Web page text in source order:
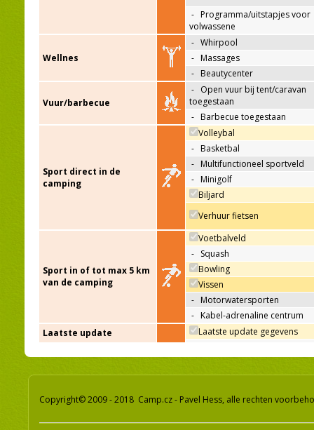
- Programma/uitstapjes voor
volwassene
Wellnes
- Whirpool
- Massages
- Beautycenter
Vuur/barbecue
- Open vuur bij tent/caravan
toegestaan
- Barbecue toegestaan
Sport direct in de
camping
Volleybal
- Basketbal
- Multifunctioneel sportveld
- Minigolf
Biljard
Verhuur fietsen
Sport in of tot max 5 km
van de camping
Voetbalveld
- Squash
Bowling
Vissen
- Motorwatersporten
- Kabel-adrenaline centrum
Laatste update
Laatste update gegevens
Copyright© 2009 - 2018 Camp.cz - Pavel Hess, alle rechten